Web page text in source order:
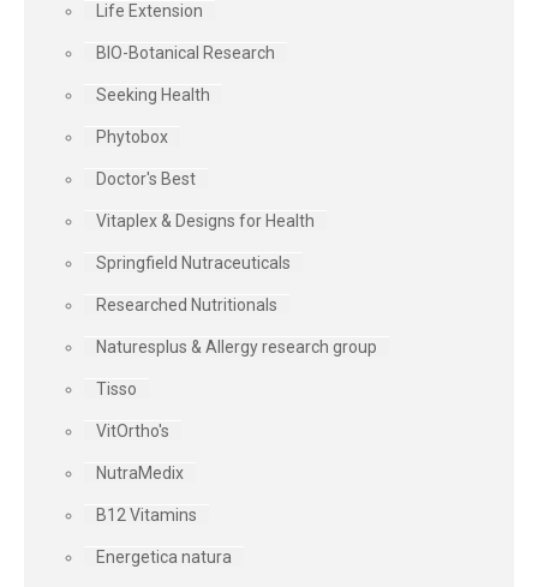
Life Extension
BIO-Botanical Research
Seeking Health
Phytobox
Doctor's Best
Vitaplex & Designs for Health
Springfield Nutraceuticals
Researched Nutritionals
Naturesplus & Allergy research group
Tisso
VitOrtho's
NutraMedix
B12 Vitamins
Energetica natura